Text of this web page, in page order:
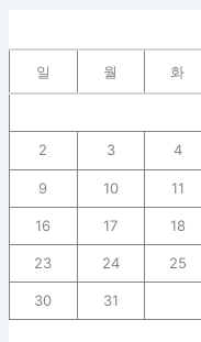
일 월 화
2 3 4
9 10 11
16 17 18
23 24 25
30 31